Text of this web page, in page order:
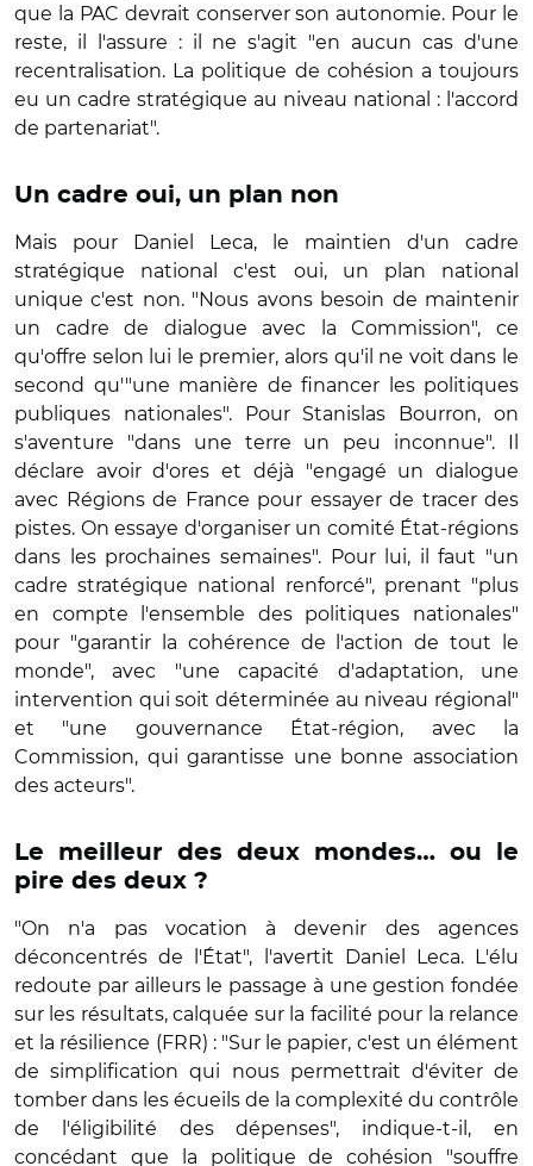
que la PAC devrait conserver son autonomie. Pour le
reste, il l'assure : il ne s'agit "en aucun cas d'une
recentralisation. La politique de cohésion a toujours
eu un cadre stratégique au niveau national : l'accord
de partenariat".
Un cadre oui, un plan non
Mais pour Daniel Leca, le maintien d'un cadre
stratégique national c'est oui, un plan national
unique c'est non. "Nous avons besoin de maintenir
un cadre de dialogue avec la Commission", ce
qu'offre selon lui le premier, alors qu'il ne voit dans le
second qu'"une manière de financer les politiques
publiques nationales". Pour Stanislas Bourron, on
s'aventure "dans une terre un peu inconnue". Il
déclare avoir d'ores et déjà "engagé un dialogue
avec Régions de France pour essayer de tracer des
pistes. On essaye d'organiser un comité État-régions
dans les prochaines semaines". Pour lui, il faut "un
cadre stratégique national renforcé", prenant "plus
en compte l'ensemble des politiques nationales"
pour "garantir la cohérence de l'action de tout le
monde", avec "une capacité d'adaptation, une
intervention qui soit déterminée au niveau régional"
et "une gouvernance État-région, avec la
Commission, qui garantisse une bonne association
des acteurs".
Le meilleur des deux mondes… ou le
pire des deux ?
"On n'a pas vocation à devenir des agences
déconcentrés de l'État", l'avertit Daniel Leca. L'élu
redoute par ailleurs le passage à une gestion fondée
sur les résultats, calquée sur la facilité pour la relance
et la résilience (FRR) : "Sur le papier, c'est un élément
de simplification qui nous permettrait d'éviter de
tomber dans les écueils de la complexité du contrôle
de l'éligibilité des dépenses", indique-t-il, en
concédant que la politique de cohésion "souffre